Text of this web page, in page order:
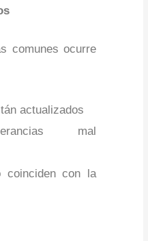
comunes ocurre
actualizados
mal
coinciden con la